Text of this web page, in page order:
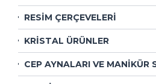
RESİM ÇERÇEVELERİ
KRİSTAL ÜRÜNLER
CEP AYNALARI VE MANİKÜR